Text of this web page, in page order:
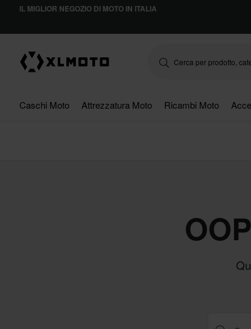
IL MIGLIOR NEGOZIO DI MOTO IN ITALIA
Caschi Moto Attrezzatura Moto Ricambi Moto